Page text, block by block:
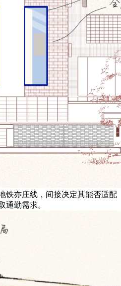
铁亦庄线，间接决定其能否适配
通勤需求。